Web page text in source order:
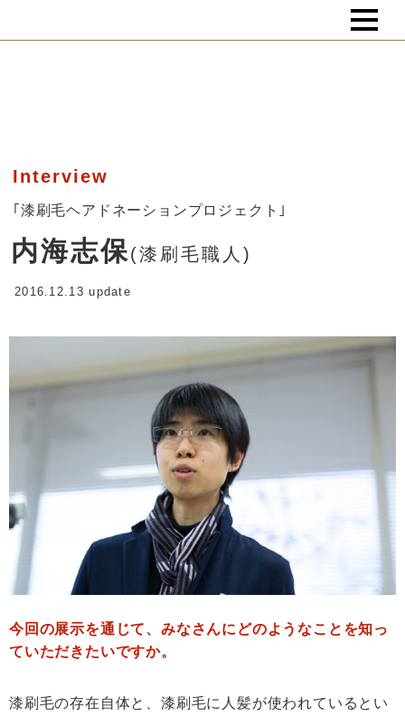
Interview
｢漆刷毛ヘアドネーションプロジェクト｣
内海志保(漆刷毛職人)
2016.12.13
今回の展示を通じて、みなさんにどのようなことを知っ
ていただきたいですか。
漆刷毛の存在自体と、漆刷毛に人髪が使われているとい